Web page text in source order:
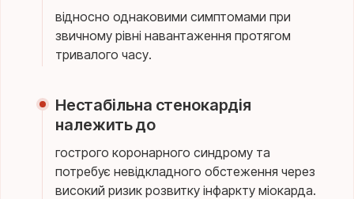
відносно однаковими симптомами при
звичному рівні навантаження протягом
тривалого часу.
Нестабільна стенокардія
належить до
гострого коронарного синдрому та
потребує невідкладного обстеження через
високий ризик розвитку інфаркту міокарда.